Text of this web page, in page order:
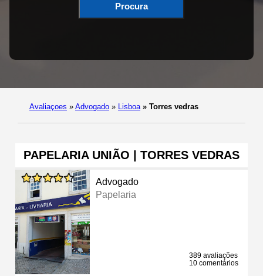
Procura
Avaliaçoes » Advogado » Lisboa » Torres vedras
PAPELARIA UNIÃO | TORRES VEDRAS
Advogado
Papelaria
389 avaliações
10 comentários